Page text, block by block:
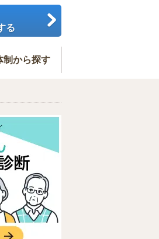
る
制から探す